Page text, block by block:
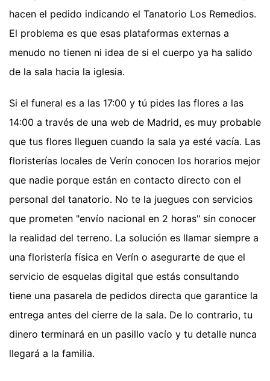
hacen el pedido indicando el Tanatorio Los Remedios.
El problema es que esas plataformas externas a
menudo no tienen ni idea de si el cuerpo ya ha salido
de la sala hacia la iglesia.
Si el funeral es a las 17:00 y tú pides las flores a las
14:00 a través de una web de Madrid, es muy probable
que tus flores lleguen cuando la sala ya esté vacía. Las
floristerías locales de Verín conocen los horarios mejor
que nadie porque están en contacto directo con el
personal del tanatorio. No te la juegues con servicios
que prometen "envío nacional en 2 horas" sin conocer
la realidad del terreno. La solución es llamar siempre a
una floristería física en Verín o asegurarte de que el
servicio de esquelas digital que estás consultando
tiene una pasarela de pedidos directa que garantice la
entrega antes del cierre de la sala. De lo contrario, tu
dinero terminará en un pasillo vacío y tu detalle nunca
llegará a la familia.